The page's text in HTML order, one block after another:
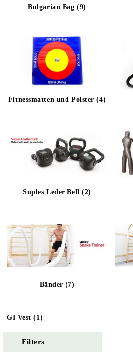
Bulgarian Bag (9)
Fitnessmatten und Polster (4)
Suples Leder Bell (2)
Bänder (7)
GI Vest (1)
Filters